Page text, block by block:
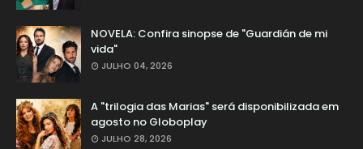
NOVELA: Confira sinopse de "Guardián de mi
vida"
JULHO 04, 2026
A "trilogia das Marias" será disponibilizada em
agosto no Globoplay
JULHO 28, 2026